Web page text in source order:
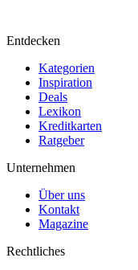
Entdecken
Kategorien
Inspiration
Deals
Lexikon
Kreditkarten
Ratgeber
Unternehmen
Über uns
Kontakt
Magazine
Rechtliches